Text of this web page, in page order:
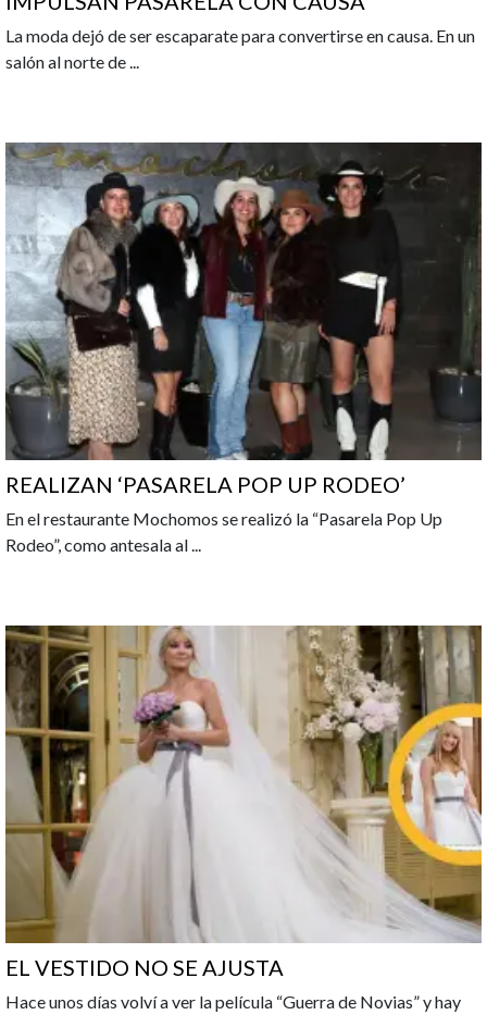
La moda dejó de ser escaparate para convertirse en causa. En un
salón al norte de
REALIZAN ‘PASARELA POP UP RODEO’
En el restaurante Mochomos se realizó la “Pasarela Pop Up
Rodeo”, como antesala al
EL VESTIDO NO SE AJUSTA
Hace unos días volví a ver la película “Guerra de Novias” y hay